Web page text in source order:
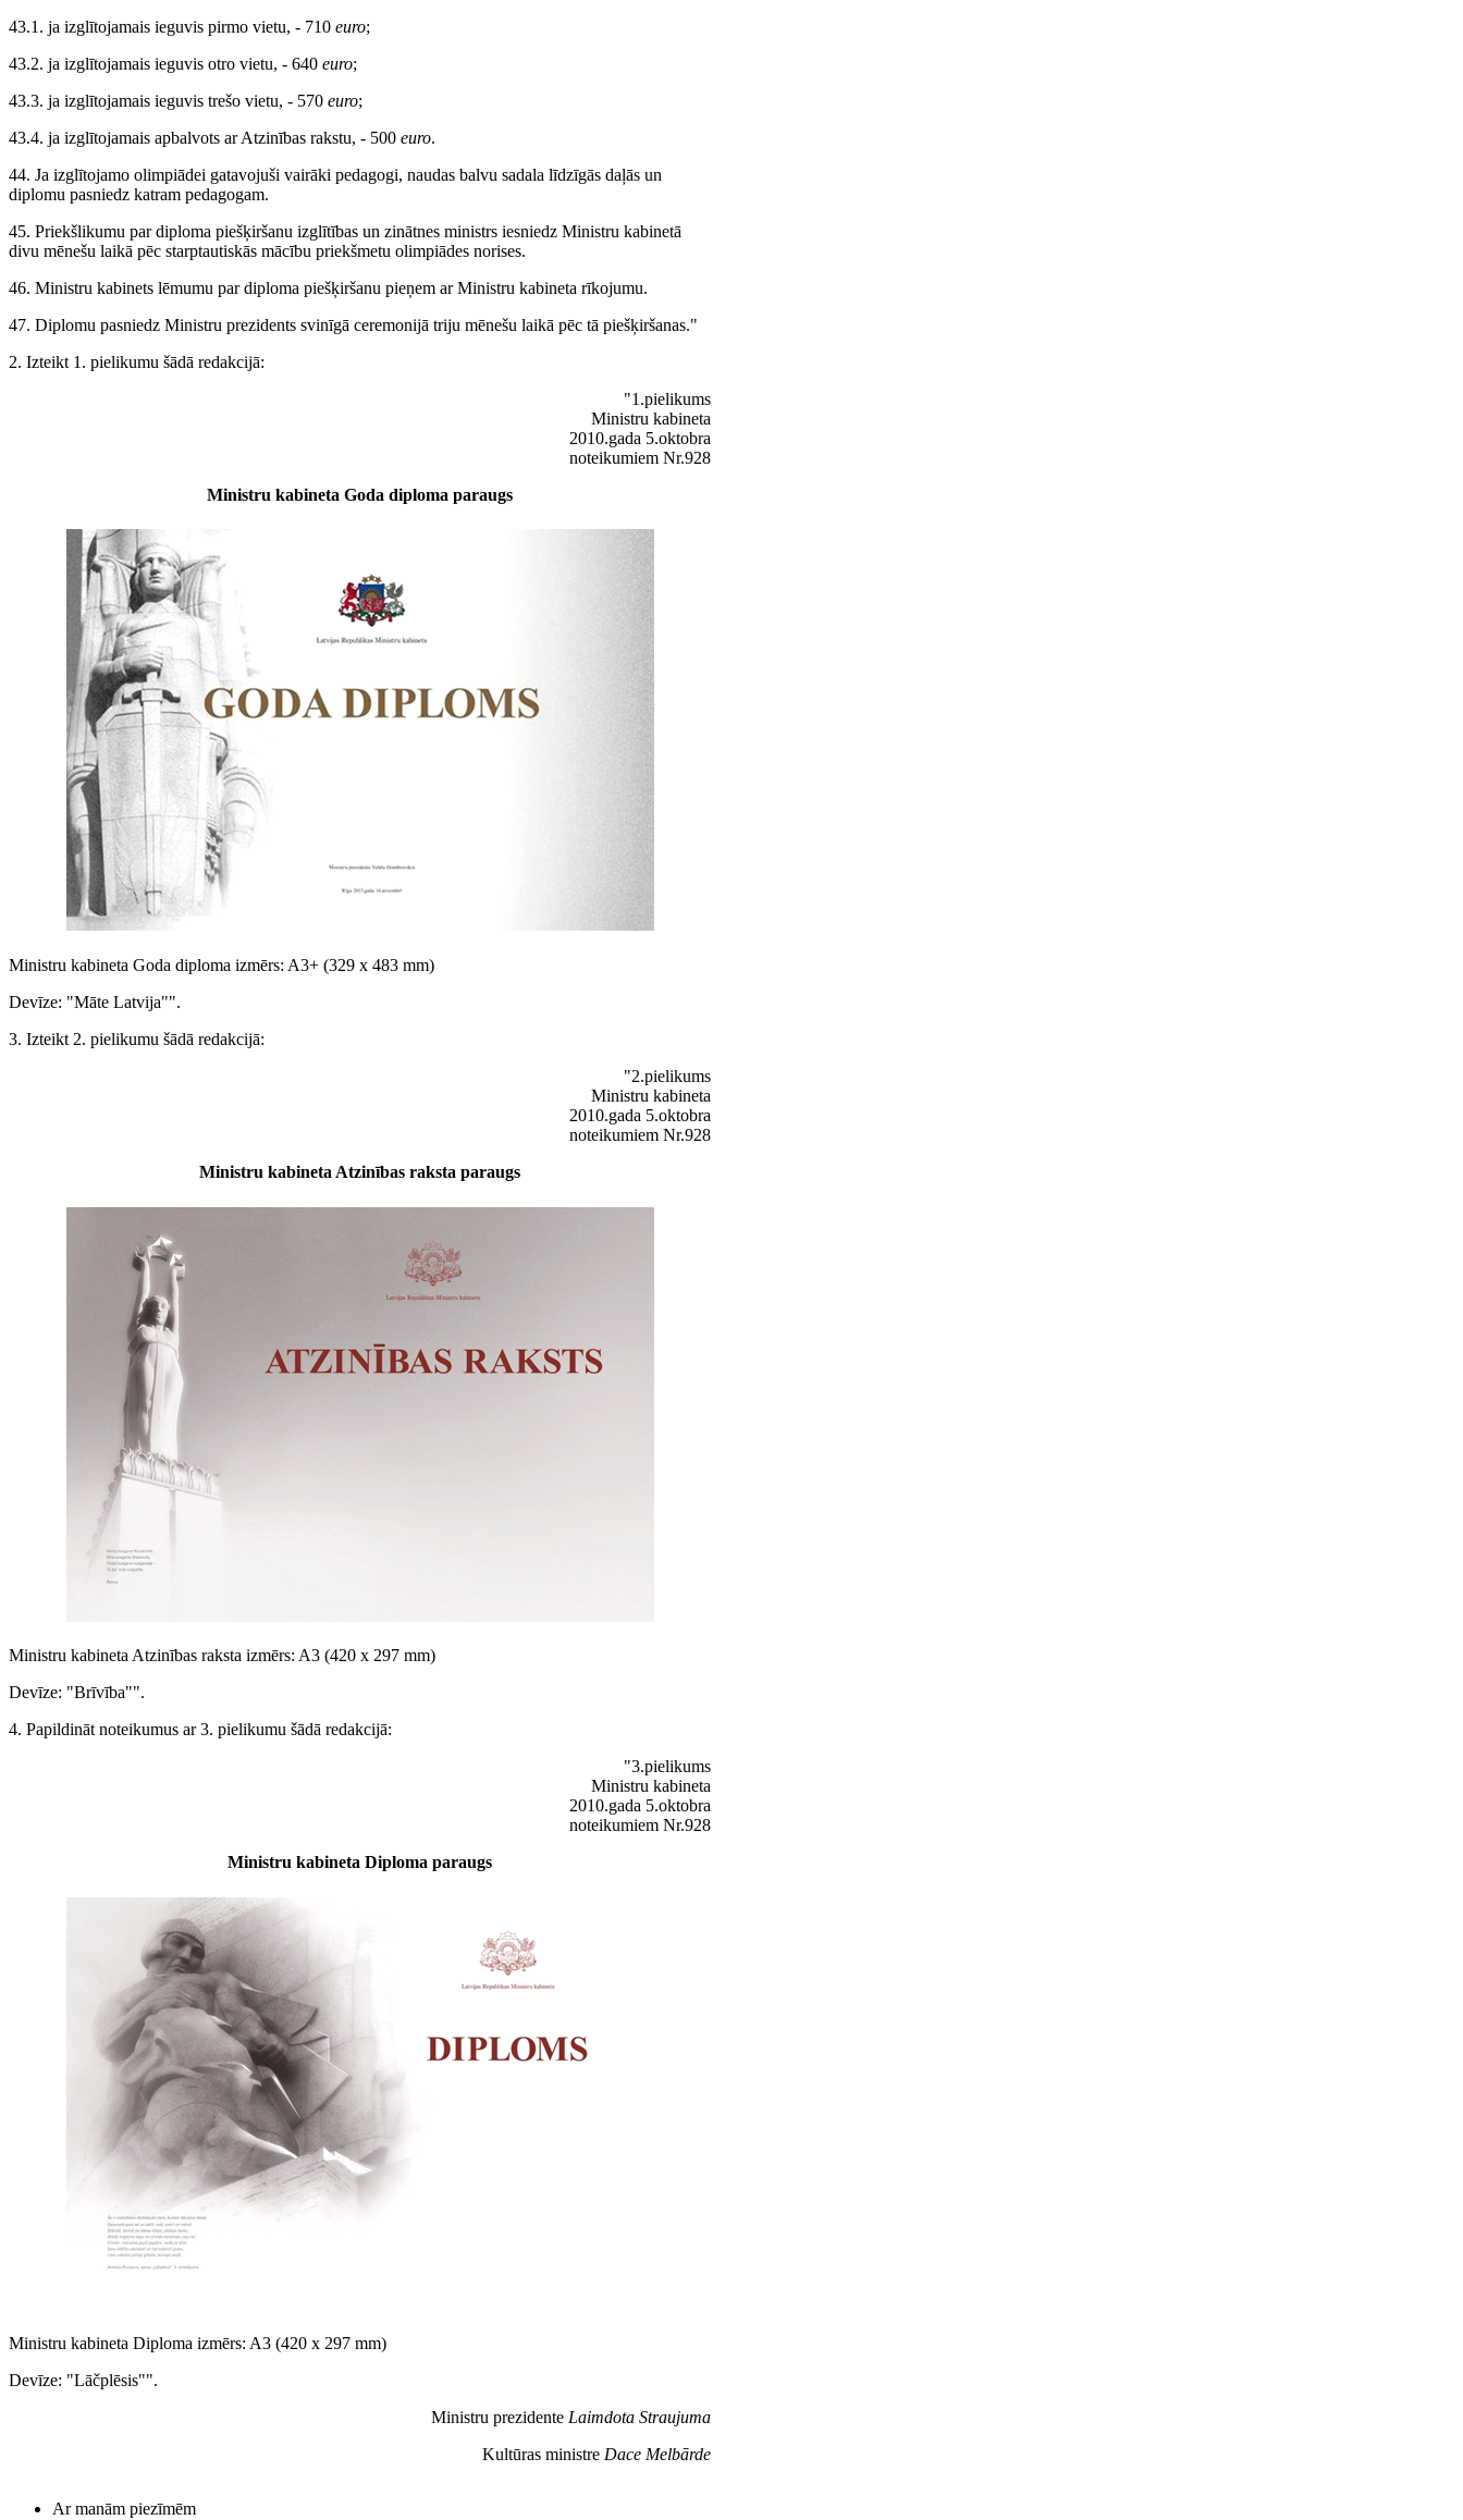
43.1. ja izglītojamais ieguvis pirmo vietu, - 710 euro;
43.2. ja izglītojamais ieguvis otro vietu, - 640 euro;
43.3. ja izglītojamais ieguvis trešo vietu, - 570 euro;
43.4. ja izglītojamais apbalvots ar Atzinības rakstu, - 500 euro.
44. Ja izglītojamo olimpiādei gatavojuši vairāki pedagogi, naudas balvu sadala līdzīgās daļās un
diplomu pasniedz katram pedagogam.
45. Priekšlikumu par diploma piešķiršanu izglītības un zinātnes ministrs iesniedz Ministru kabinetā
divu mēnešu laikā pēc starptautiskās mācību priekšmetu olimpiādes norises.
46. Ministru kabinets lēmumu par diploma piešķiršanu pieņem ar Ministru kabineta rīkojumu.
47. Diplomu pasniedz Ministru prezidents svinīgā ceremonijā triju mēnešu laikā pēc tā piešķiršanas."
2. Izteikt 1. pielikumu šādā redakcijā:
"1.pielikums
Ministru kabineta
2010.gada 5.oktobra
noteikumiem Nr.928
Ministru kabineta Goda diploma paraugs
Ministru kabineta Goda diploma izmērs: A3+ (329 x 483 mm)
Devīze: "Māte Latvija"".
3. Izteikt 2. pielikumu šādā redakcijā:
"2.pielikums
Ministru kabineta
2010.gada 5.oktobra
noteikumiem Nr.928
Ministru kabineta Atzinības raksta paraugs
Ministru kabineta Atzinības raksta izmērs: A3 (420 x 297 mm)
Devīze: "Brīvība"".
4. Papildināt noteikumus ar 3. pielikumu šādā redakcijā:
"3.pielikums
Ministru kabineta
2010.gada 5.oktobra
noteikumiem Nr.928
Ministru kabineta Diploma paraugs
Ministru kabineta Diploma izmērs: A3 (420 x 297 mm)
Devīze: "Lāčplēsis"".
Ministru prezidente Laimdota Straujuma
Kultūras ministre Dace Melbārde
Ar manām piezīmēm